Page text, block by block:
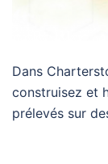
Dans
construisez et
prélevés sur